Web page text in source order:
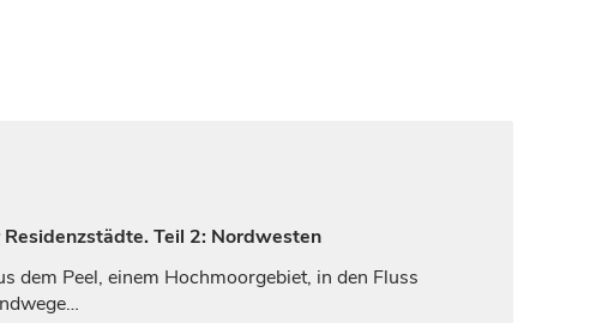
Teil 2: Nordwesten
dem Peel, einem Hochmoorgebiet, in den Fluss